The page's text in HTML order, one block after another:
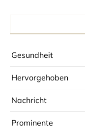
Gesundheit
Hervorgehoben
Nachricht
Prominente